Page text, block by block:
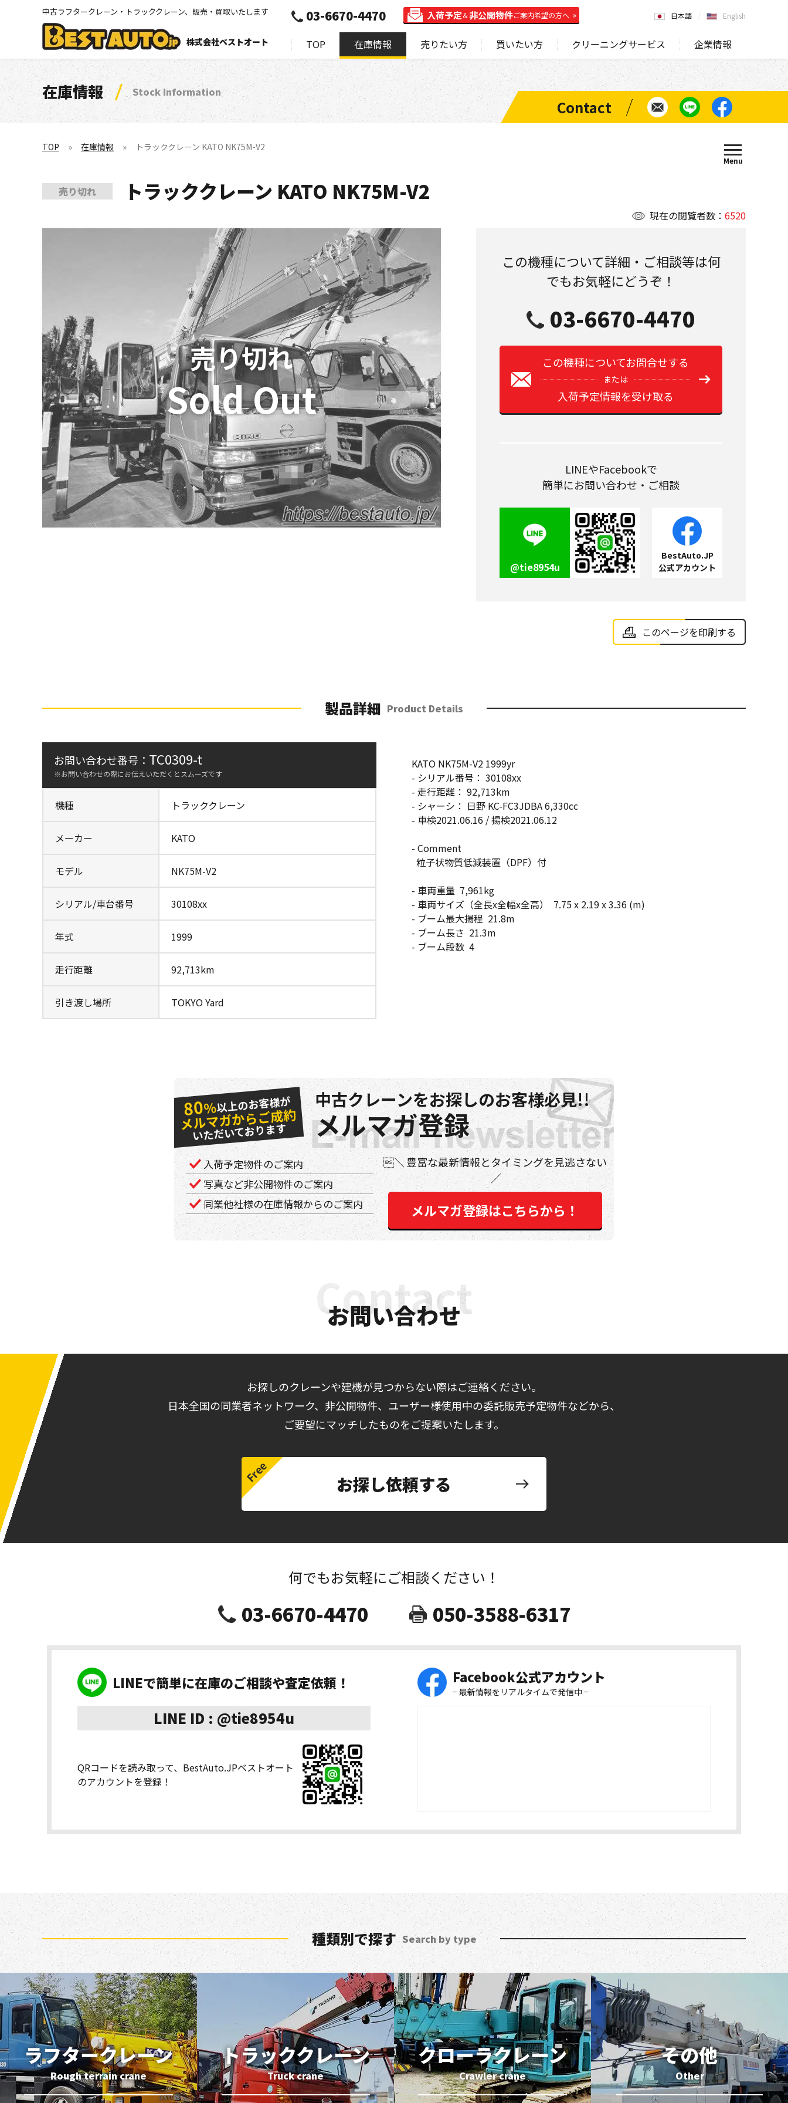
中古ラフタークレーン・トラッククレーン、販売・買取いたします
株式会社ベストオート TOP 在庫情報 売りたい方 買いたい方 クリーニングサービス 企業情報
03-6670-4470 入荷予定＆非公開物件ご案内希望の方へ 日本語 English
在庫情報 Stock Information
TOP 在庫情報 トラッククレーン KATO NK75M-V2
現在の閲覧者数： 6520
売り切れ トラッククレーン KATO NK75M-V2
この機種について詳細・ご相談等は何
でもお気軽にどうぞ！
03-6670-4470
この機種についてお問合せする
または
入荷予定情報を受け取る
LINEやFacebookで
簡単にお問い合わせ・ご相談
@tie8954u
BestAuto.JP
公式アカウント
このページを印刷する
製品詳細 Product Details
お問い合わせ番号： TC0309-t
※お問い合わせの際にお伝えいただくとスムーズです
機種 トラッククレーン
メーカー KATO
モデル NK75M-V2
シリアル/車台番号 30108xx
年式 1999
走行距離 92,713km
引き渡し場所 TOKYO Yard
KATO NK75M-V2 1999yr
- シリアル番号： 30108xx
- 走行距離： 92,713km
- シャーシ： 日野 KC-FC3JDBA 6,330cc
- 車検2021.06.16 / 揚検2021.06.12
- Comment
粒子状物質低減装置（DPF）付
- 車両重量 7,961kg
- 車両サイズ（全長x全幅x全高） 7.75 x 2.19 x 3.36 (m)
- ブーム最大揚程 21.8m
- ブーム長さ 21.3m
- ブーム段数 4
80％以上のお客様が
メルマガからご成約
いただいております
中古クレーンをお探しのお客様必見!!
メルマガ登録
入荷予定物件のご案内
写真など非公開物件のご案内
同業他社様の在庫情報からのご案内
豊富な最新情報とタイミングを見逃さない
メルマガ登録はこちらから！
お問い合わせ
お探しのクレーンや建機が見つからない際はご連絡ください。
日本全国の同業者ネットワーク、非公開物件、ユーザー様使用中の委託販売予定物件などから、
ご要望にマッチしたものをご提案いたします。
お探し依頼する
何でもお気軽にご相談ください！
03-6670-4470 050-3588-6317
LINEで簡単に在庫のご相談や査定依頼！
LINE ID : @tie8954u
QRコードを読み取って、BestAuto.JPベストオート
のアカウントを登録！
Facebook公式アカウント
− 最新情報をリアルタイムで発信中 −
種類別で探す Search by type
ラフタークレーン トラッククレーン クローラクレーン その他